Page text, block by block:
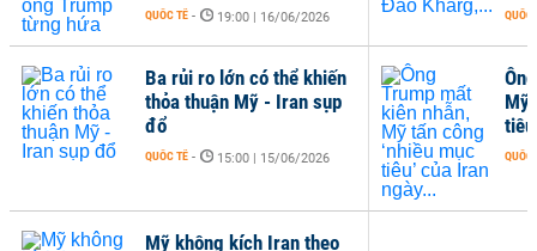
QUỐC TẾ - 19:00 | 16/06/2026
Ba rủi ro lớn có thể khiến
thỏa thuận Mỹ - Iran sụp
đổ
QUỐC TẾ - 15:00 | 15/06/2026
QUỐC
Mỹ
QUỐC
Mỹ không kích Iran theo